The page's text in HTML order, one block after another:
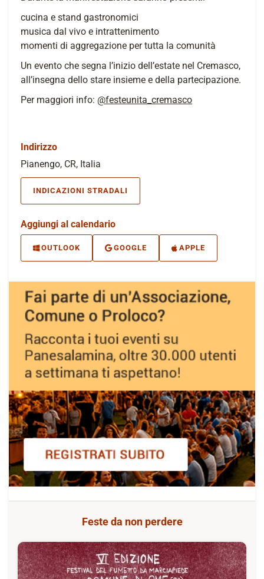
cucina e stand gastronomici
musica dal vivo e intrattenimento
momenti di aggregazione per tutta la comunità
Un evento che segna l’inizio dell’estate nel Cremasco,
all’insegna dello stare insieme e della partecipazione.
Per maggiori info: @festeunita_cremasco
Indirizzo
Pianengo, CR, Italia
INDICAZIONI STRADALI
Aggiungi al calendario
OUTLOOK GOOGLE APPLE
Feste da non perdere